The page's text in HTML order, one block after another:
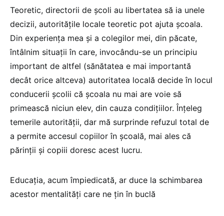
Teoretic, directorii de școli au libertatea să ia unele
decizii, autoritățile locale teoretic pot ajuta școala.
Din experiența mea și a colegilor mei, din păcate,
întâlnim situații în care, invocându-se un principiu
important de altfel (sănătatea e mai importantă
decât orice altceva) autoritatea locală decide în locul
conducerii școlii că școala nu mai are voie să
primească niciun elev, din cauza condițiilor. Înțeleg
temerile autorității, dar mă surprinde refuzul total de
a permite accesul copiilor în școală, mai ales că
părinții și copiii doresc acest lucru.
Educația, acum împiedicată, ar duce la schimbarea
acestor mentalități care ne țin în buclă